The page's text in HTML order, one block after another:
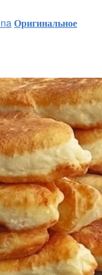
Оригинальное